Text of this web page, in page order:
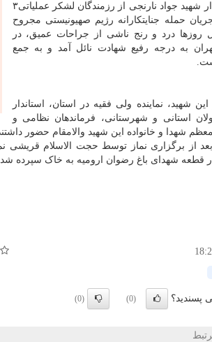
بنا بر روایت ایلنا، سردار شهید جواد نارنجی از رزمندگان لشکر عملیاتی۳
حمله جنایتکارانه رژیم صهیونیستی مجروح
روزها درد و رنج ناشی از جراحات عمیق، در
تهران به درجه رفیع شهادت نائل آمد و به جمع
شهید، نماینده ولی فقیه در استان، استاندار
استانی و شهرستانی، فرماندهان نظامی و
معظم شهدا و خانواده این شهید والامقام حضور
از برگزاری نماز توسط حجت الاسلام قریشی
قطعه شهدای باغ رضوان ارومیه به خاک سپرده
پسندید؟ (0)
(0)